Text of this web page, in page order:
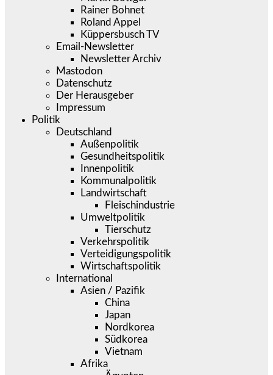
Rainer Bohnet
Roland Appel
Küppersbusch TV
Email-Newsletter
Newsletter Archiv
Mastodon
Datenschutz
Der Herausgeber
Impressum
Politik
Deutschland
Außenpolitik
Gesundheitspolitik
Innenpolitik
Kommunalpolitik
Landwirtschaft
Fleischindustrie
Umweltpolitik
Tierschutz
Verkehrspolitik
Verteidigungspolitik
Wirtschaftspolitik
International
Asien / Pazifik
China
Japan
Nordkorea
Südkorea
Vietnam
Afrika